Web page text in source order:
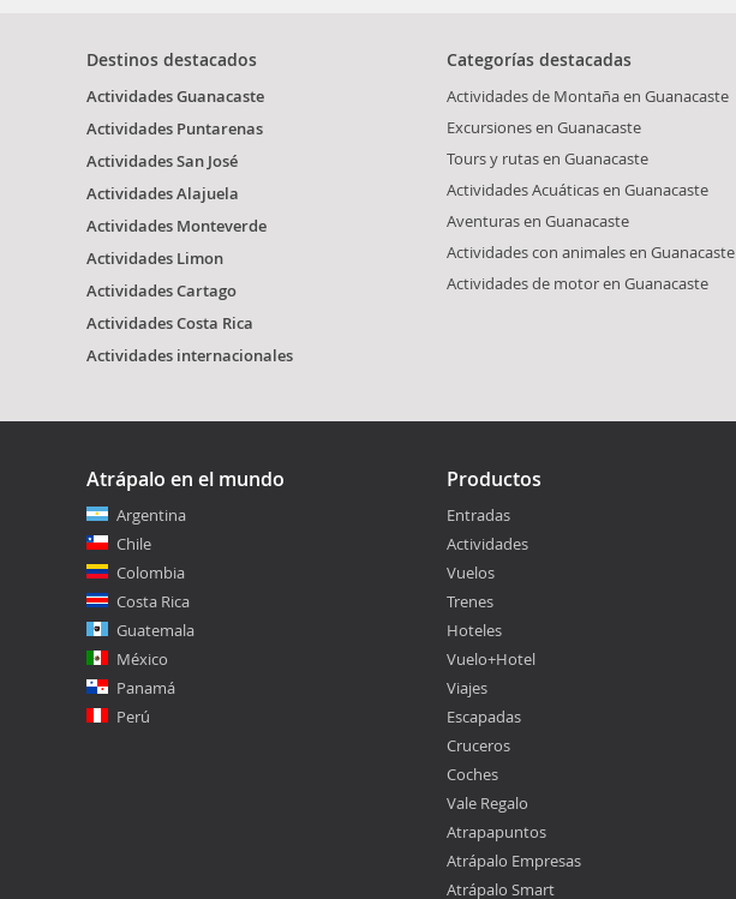
Destinos destacados
Actividades Guanacaste
Actividades Puntarenas
Actividades San José
Actividades Alajuela
Actividades Monteverde
Actividades Limon
Actividades Cartago
Actividades Costa Rica
Actividades internacionales
Categorías destacadas
Actividades de Montaña en Guanacaste
Excursiones en Guanacaste
Tours y rutas en Guanacaste
Actividades Acuáticas en Guanacaste
Aventuras en Guanacaste
Actividades con animales en Guanacaste
Actividades de motor en Guanacaste
Atrápalo en el mundo
Argentina
Chile
Colombia
Costa Rica
Guatemala
México
Panamá
Perú
Productos
Entradas
Actividades
Vuelos
Trenes
Hoteles
Vuelo+Hotel
Viajes
Escapadas
Cruceros
Coches
Vale Regalo
Atrapapuntos
Atrápalo Empresas
Atrápalo Smart